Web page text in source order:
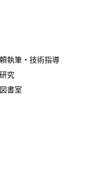
執筆・技術指導
究
書室